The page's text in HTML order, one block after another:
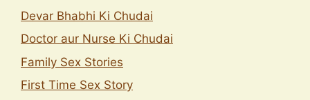
Devar Bhabhi Ki Chudai
Doctor aur Nurse Ki Chudai
Family Sex Stories
First Time Sex Story